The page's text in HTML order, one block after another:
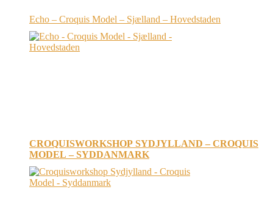
Echo – Croquis Model – Sjælland – Hovedstaden
CROQUISWORKSHOP SYDJYLLAND – CROQUIS
MODEL – SYDDANMARK